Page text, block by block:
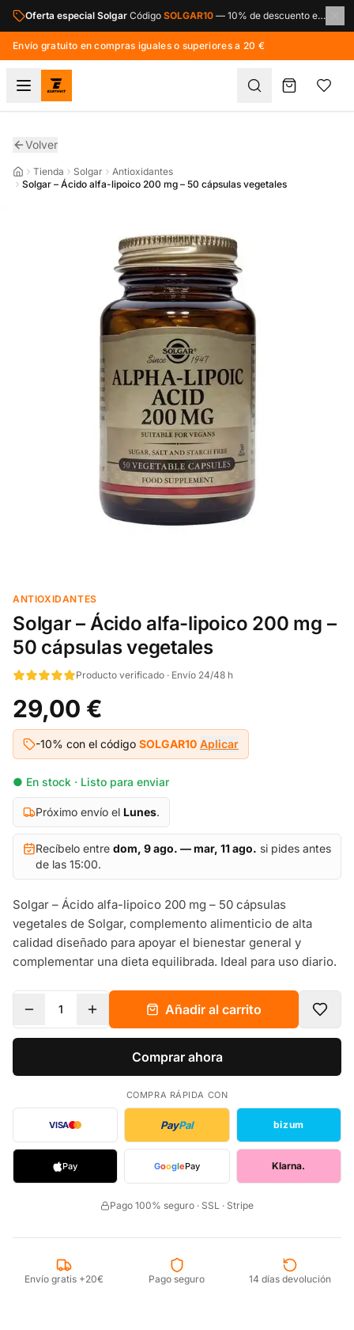
Saltar al contenido principal
Oferta especial Solgar Código SOLGAR10 — 10% de descuento en toda la marca Solgar.
Envío gratuito en compras iguales o superiores a 20 €
Volver
Tienda Solgar
Antioxidantes
Solgar – Ácido alfa-lipoico 200 mg – 50 cápsulas vegetales
ANTIOXIDANTES
Solgar – Ácido alfa-lipoico 200 mg –
50 cápsulas vegetales
Producto verificado · Envío 24/48 h
29,00 €
-10% con el código SOLGAR10 Aplicar
● En stock · Listo para enviar
Próximo envío el Lunes.
Recíbelo entre dom, 9 ago. — mar, 11 ago. si pides antes
de las 15:00.
Solgar – Ácido alfa-lipoico 200 mg – 50 cápsulas
vegetales de Solgar, complemento alimenticio de alta
calidad diseñado para apoyar el bienestar general y
complementar una dieta equilibrada. Ideal para uso diario.
1 Añadir al carrito
Comprar ahora
COMPRA RÁPIDA CON
VISA PayPal bizum
Pay GooglePay Klarna.
Pago 100% seguro · SSL · Stripe
Envío gratis +20€ Pago seguro 14 días devolución